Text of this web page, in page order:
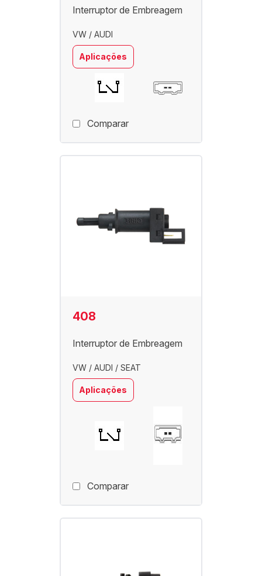
Interruptor de Embreagem
VW / AUDI
Aplicações
Comparar
408
Interruptor de Embreagem
VW / AUDI / SEAT
Aplicações
Comparar